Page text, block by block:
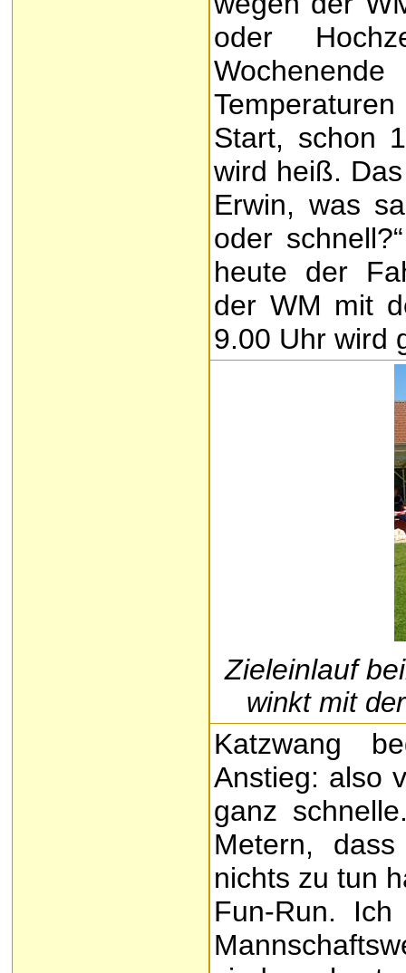
oder
Start, schon
wird heiß.
Erwin, was
oder
heute der
der WM mit
9.00 Uhr wird
Zieleinlauf
winkt mit
Katzwang
Anstieg: also
ganz
Metern,
nichts zu tun
Fun-Run.